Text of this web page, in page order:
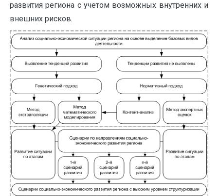
развития региона с учетом возможных внутренних и
внешних рисков.